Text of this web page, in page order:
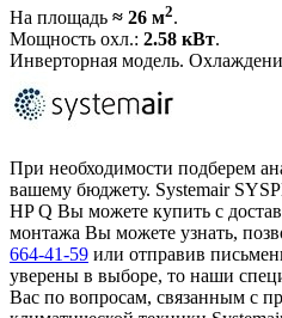
На площадь ≈ 26 м2.
Мощность охл.: 2.58 кВт.
Инверторная модель.
При необходимости подберем
вашему бюджету. Systemair
HP Q Вы можете купить с
монтажа Вы можете узнать,
664-41-59 или отправив
уверены в выборе, то наши
Вас по вопросам, связанным с